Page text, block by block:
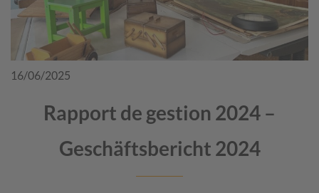
16/06/2025
Rapport de gestion 2024 –
Geschäftsbericht 2024